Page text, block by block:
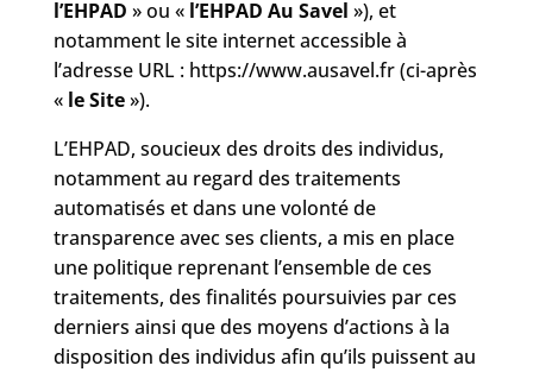
l’EHPAD » ou « l’EHPAD Au Savel »), et
notamment le site internet accessible à
l’adresse URL : https://www.ausavel.fr (ci-après
« le Site»).
L’EHPAD, soucieux des droits des individus,
notamment au regard des traitements
automatisés et dans une volonté de
transparence avec ses clients, a mis en place
une politique reprenant l’ensemble de ces
traitements, des finalités poursuivies par ces
derniers ainsi que des moyens d’actions à la
disposition des individus afin qu’ils puissent au